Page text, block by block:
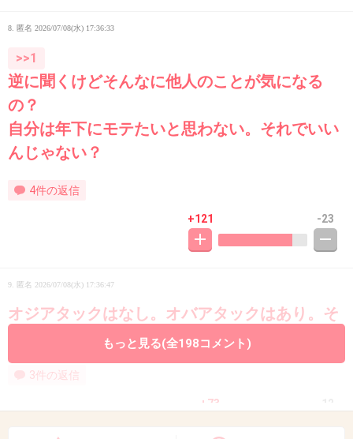
8. 匿名 2026/07/08(水) 17:36:33
>>1
逆に聞くけどそんなに他人のことが気になる
の？
自分は年下にモテたいと思わない。それでいい
んじゃない？
4件の返信
+121 -23
9. 匿名 2026/07/08(水) 17:36:47
オジアタックはなし。オバアタックはあり。そ
3件の返信
+73
もっと見る(全198コメント)